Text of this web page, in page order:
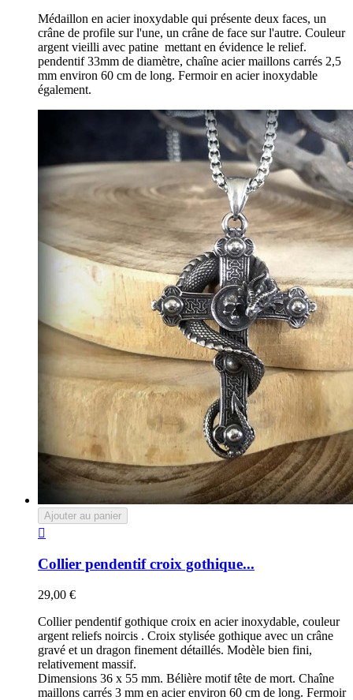
Médaillon en acier inoxydable qui présente deux faces, un
crâne de profile sur l'une, un crâne de face sur l'autre. Couleur
argent vieilli avec patine mettant en évidence le relief.
pendentif 33mm de diamètre, chaîne acier maillons carrés 2,5
mm environ 60 cm de long. Fermoir en acier inoxydable
également.
Ajouter au panier

Collier pendentif croix gothique...
29,00 €
Collier pendentif gothique croix en acier inoxydable, couleur
argent reliefs noircis . Croix stylisée gothique avec un crâne
gravé et un dragon finement détaillés. Modèle bien fini,
relativement massif.
Dimensions 36 x 55 mm. Bélière motif tête de mort. Chaîne
maillons carrés 3 mm en acier environ 60 cm de long. Fermoir